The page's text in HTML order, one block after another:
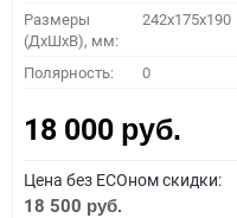
Размеры
(ДхШхВ), мм:
242x175x190
Полярность: 0
18 000 руб.
Цена без ECOном скидки:
18 500 руб.